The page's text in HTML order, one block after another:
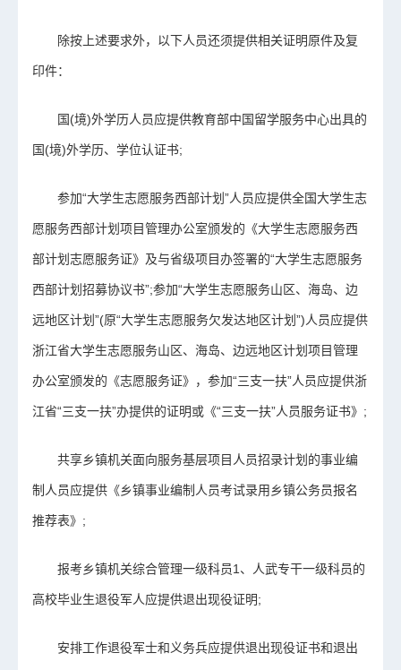
除按上述要求外，以下人员还须提供相关证明原件及复
印件：
国(境)外学历人员应提供教育部中国留学服务中心出具的
国(境)外学历、学位认证书;
参加“大学生志愿服务西部计划”人员应提供全国大学生志
愿服务西部计划项目管理办公室颁发的《大学生志愿服务西
部计划志愿服务证》及与省级项目办签署的“大学生志愿服务
西部计划招募协议书”;参加“大学生志愿服务山区、海岛、边
远地区计划”(原“大学生志愿服务欠发达地区计划”)人员应提供
浙江省大学生志愿服务山区、海岛、边远地区计划项目管理
办公室颁发的《志愿服务证》，参加“三支一扶”人员应提供浙
江省“三支一扶”办提供的证明或《“三支一扶”人员服务证书》;
共享乡镇机关面向服务基层项目人员招录计划的事业编
制人员应提供《乡镇事业编制人员考试录用乡镇公务员报名
推荐表》;
报考乡镇机关综合管理一级科员1、人武专干一级科员的
高校毕业生退役军人应提供退出现役证明;
安排工作退役军士和义务兵应提供退出现役证书和退出